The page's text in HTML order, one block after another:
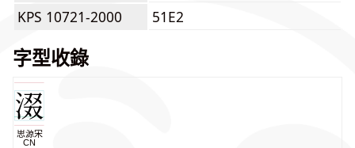
KPS 10721-2000
51E2
字型收錄
思源宋
CN